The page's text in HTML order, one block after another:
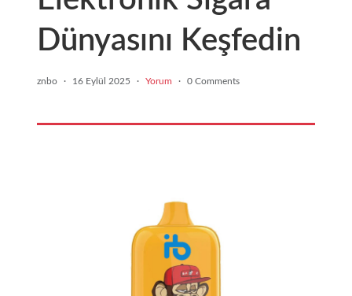
Dünyasını Keşfedin
znbo · 16 Eylül 2025 · Yorum · 0 Comments